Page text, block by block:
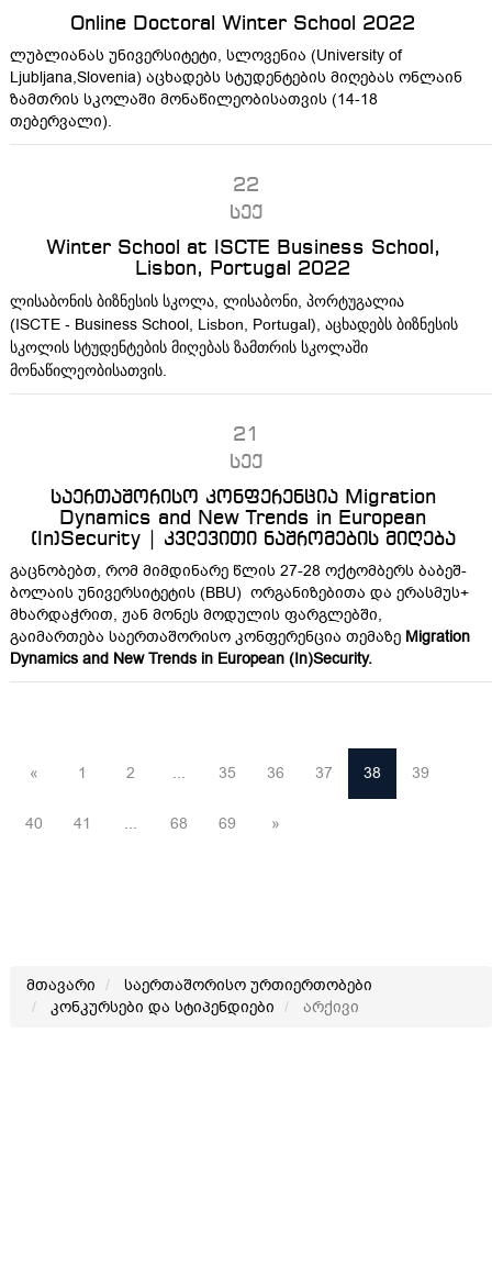
Online Doctoral Winter School 2022
ლუბლიანას უნივერსიტეტი, სლოვენია (University of
Ljubljana,Slovenia) აცხადებს სტუდენტების მიღებას ონლაინ
ზამთრის სკოლაში მონაწილეობისათვის (14-18
თებერვალი).
22
სექ
Winter School at ISCTE Business School,
Lisbon, Portugal 2022
ლისაბონის ბიზნესის სკოლა, ლისაბონი, პორტუგალია
(ISCTE - Business School , Lisbon, Portugal), აცხადებს ბიზნესის
სკოლის სტუდენტების მიღებას ზამთრის სკოლაში
მონაწილეობისათვის.
21
სექ
საერთაშორისო კონფერენცია Migration
Dynamics and New Trends in European
(In)Security | კვლევითი ნაშრომების მიღება
გაცნობებთ, რომ მიმდინარე წლის 27-28 ოქტომბერს ბაბეშ-
ბოლაის უნივერსიტეტის (BBU) ორგანიზებითა და ერასმუს+
მხარდაჭრით, ჟან მონეს მოდულის ფარგლებში,
გაიმართება საერთაშორისო კონფერენცია თემაზე Migration
Dynamics and New Trends in European (In)Security.
« 1 2 ... 35 36 37 38 39
40 41 ... 68 69 »
მთავარი
საერთაშორისო ურთიერთობები
კონკურსები და სტიპენდიები
არქივი